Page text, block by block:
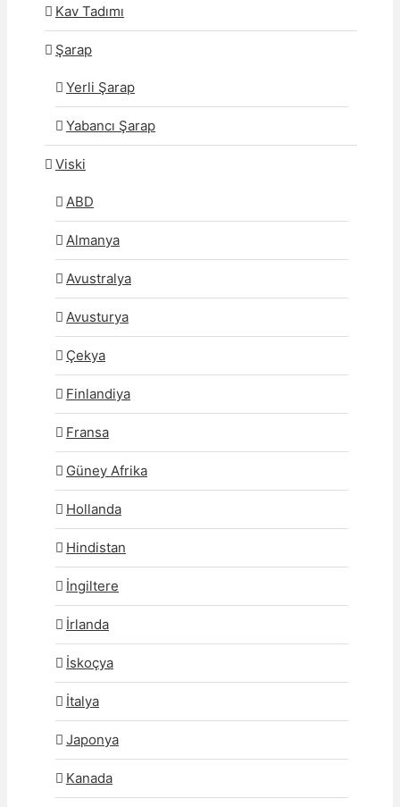
Kav Tadımı
Şarap
Yerli Şarap
Yabancı Şarap
Viski
ABD
Almanya
Avustralya
Avusturya
Çekya
Finlandiya
Fransa
Güney Afrika
Hollanda
Hindistan
İngiltere
İrlanda
İskoçya
İtalya
Japonya
Kanada